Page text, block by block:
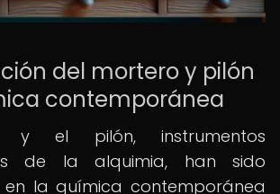
del mortero y pilón
contemporánea
y el pilón, instrumentos
de la alquimia, han sido
en la química contemporánea